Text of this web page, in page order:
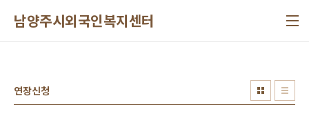
남양주시외국인복지센터
연장신청